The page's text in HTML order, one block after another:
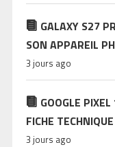
GALAXY S27
SON APPAREIL
3 jours ago
GOOGLE
FICHE
3 jours ago